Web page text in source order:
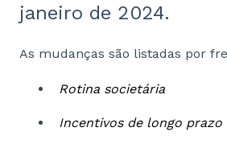
janeiro de 2024.
As mudanças são listadas por
Rotina societária
Incentivos de longo prazo